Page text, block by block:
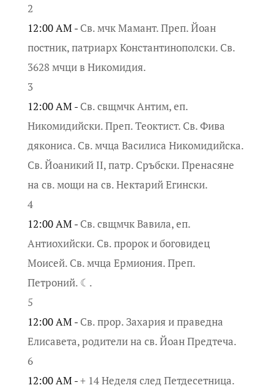
2
12:00 AM - Св. мчк Мамант. Преп. Йоан
постник, патриарх Константинополски. Св.
3628 мчци в Никомидия.
3
12:00 AM - Св. свщмчк Антим, еп.
Никомидийски. Преп. Теоктист. Св. Фива
дякониса. Св. мчца Василиса Никомидийска.
Св. Йоаникий II, патр. Сръбски. Пренасяне
на св. мощи на св. Нектарий Егински.
4
12:00 AM - Св. свщмчк Вавила, еп.
Антиохийски. Св. пророк и боговидец
Моисей. Св. мчца Ермиония. Преп.
Петроний. ☾.
5
12:00 AM - Св. прор. Захария и праведна
Елисавета, родители на св. Йоан Предтеча.
6
12:00 AM -+ 14 Неделя след Петдесетница.